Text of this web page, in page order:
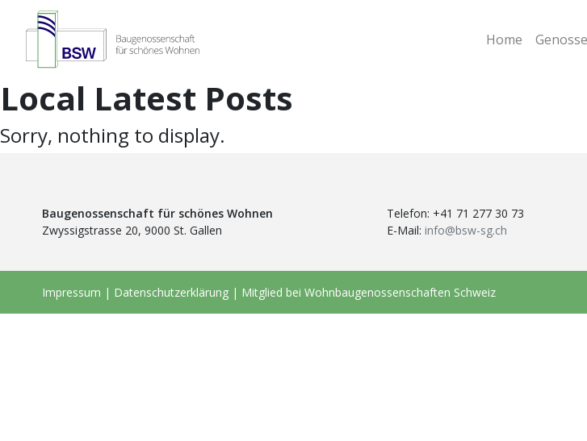
Home
Local Latest Posts
Sorry, nothing to display.
Baugenossenschaft für schönes Wohnen
Zwyssigstrasse 20, 9000 St. Gallen
Telefon: +41 71 277 30 73
E-Mail: info@bsw-sg.ch
Impressum | Datenschutzerklärung | Mitglied bei Wohnbaugenossenschaften Schweiz